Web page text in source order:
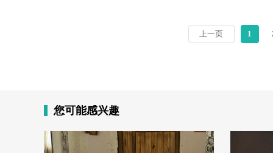
上一页 1
您可能感兴趣